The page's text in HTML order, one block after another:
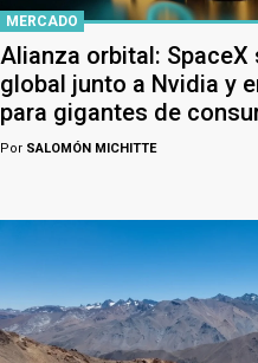
MERCADO
Alianza orbital:
global junto a Nvidia y
para gigantes de
Por SALOMÓN MICHITTE